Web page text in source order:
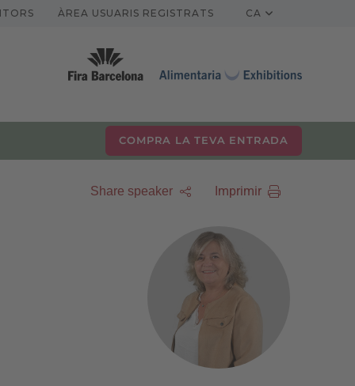
ÀREA USUARIS REGISTRATS CA
COMPRA LA TEVA ENTRADA
Share speaker Imprimir